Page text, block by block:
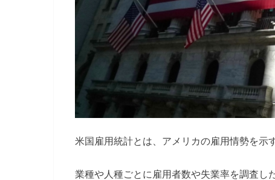
米国雇用統計とは、アメリカの雇用情勢を示
業種や人種ごとに雇用者数や失業率を調査し